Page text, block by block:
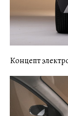
Концепт